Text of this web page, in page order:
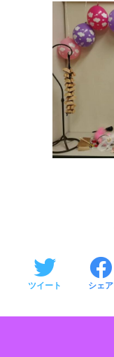
ツイート シェア